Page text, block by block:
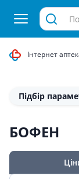
Інтернет
Підбір
БОФЕН